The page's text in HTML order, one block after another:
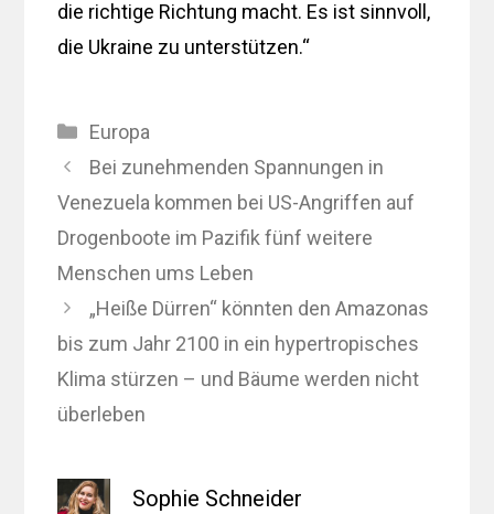
die richtige Richtung macht. Es ist sinnvoll,
die Ukraine zu unterstützen.“
Kategorien
Europa
Bei zunehmenden Spannungen in
Venezuela kommen bei US-Angriffen auf
Drogenboote im Pazifik fünf weitere
Menschen ums Leben
„Heiße Dürren“ könnten den Amazonas
bis zum Jahr 2100 in ein hypertropisches
Klima stürzen – und Bäume werden nicht
überleben
Sophie Schneider